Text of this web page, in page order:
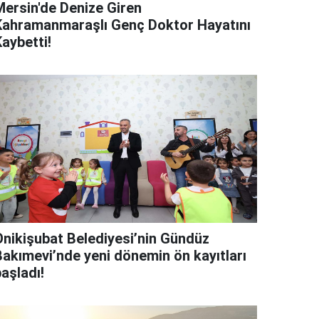
Denize Giren
Genç Doktor Hayatını
Belediyesi’nin Gündüz
yeni dönemin ön kayıtları